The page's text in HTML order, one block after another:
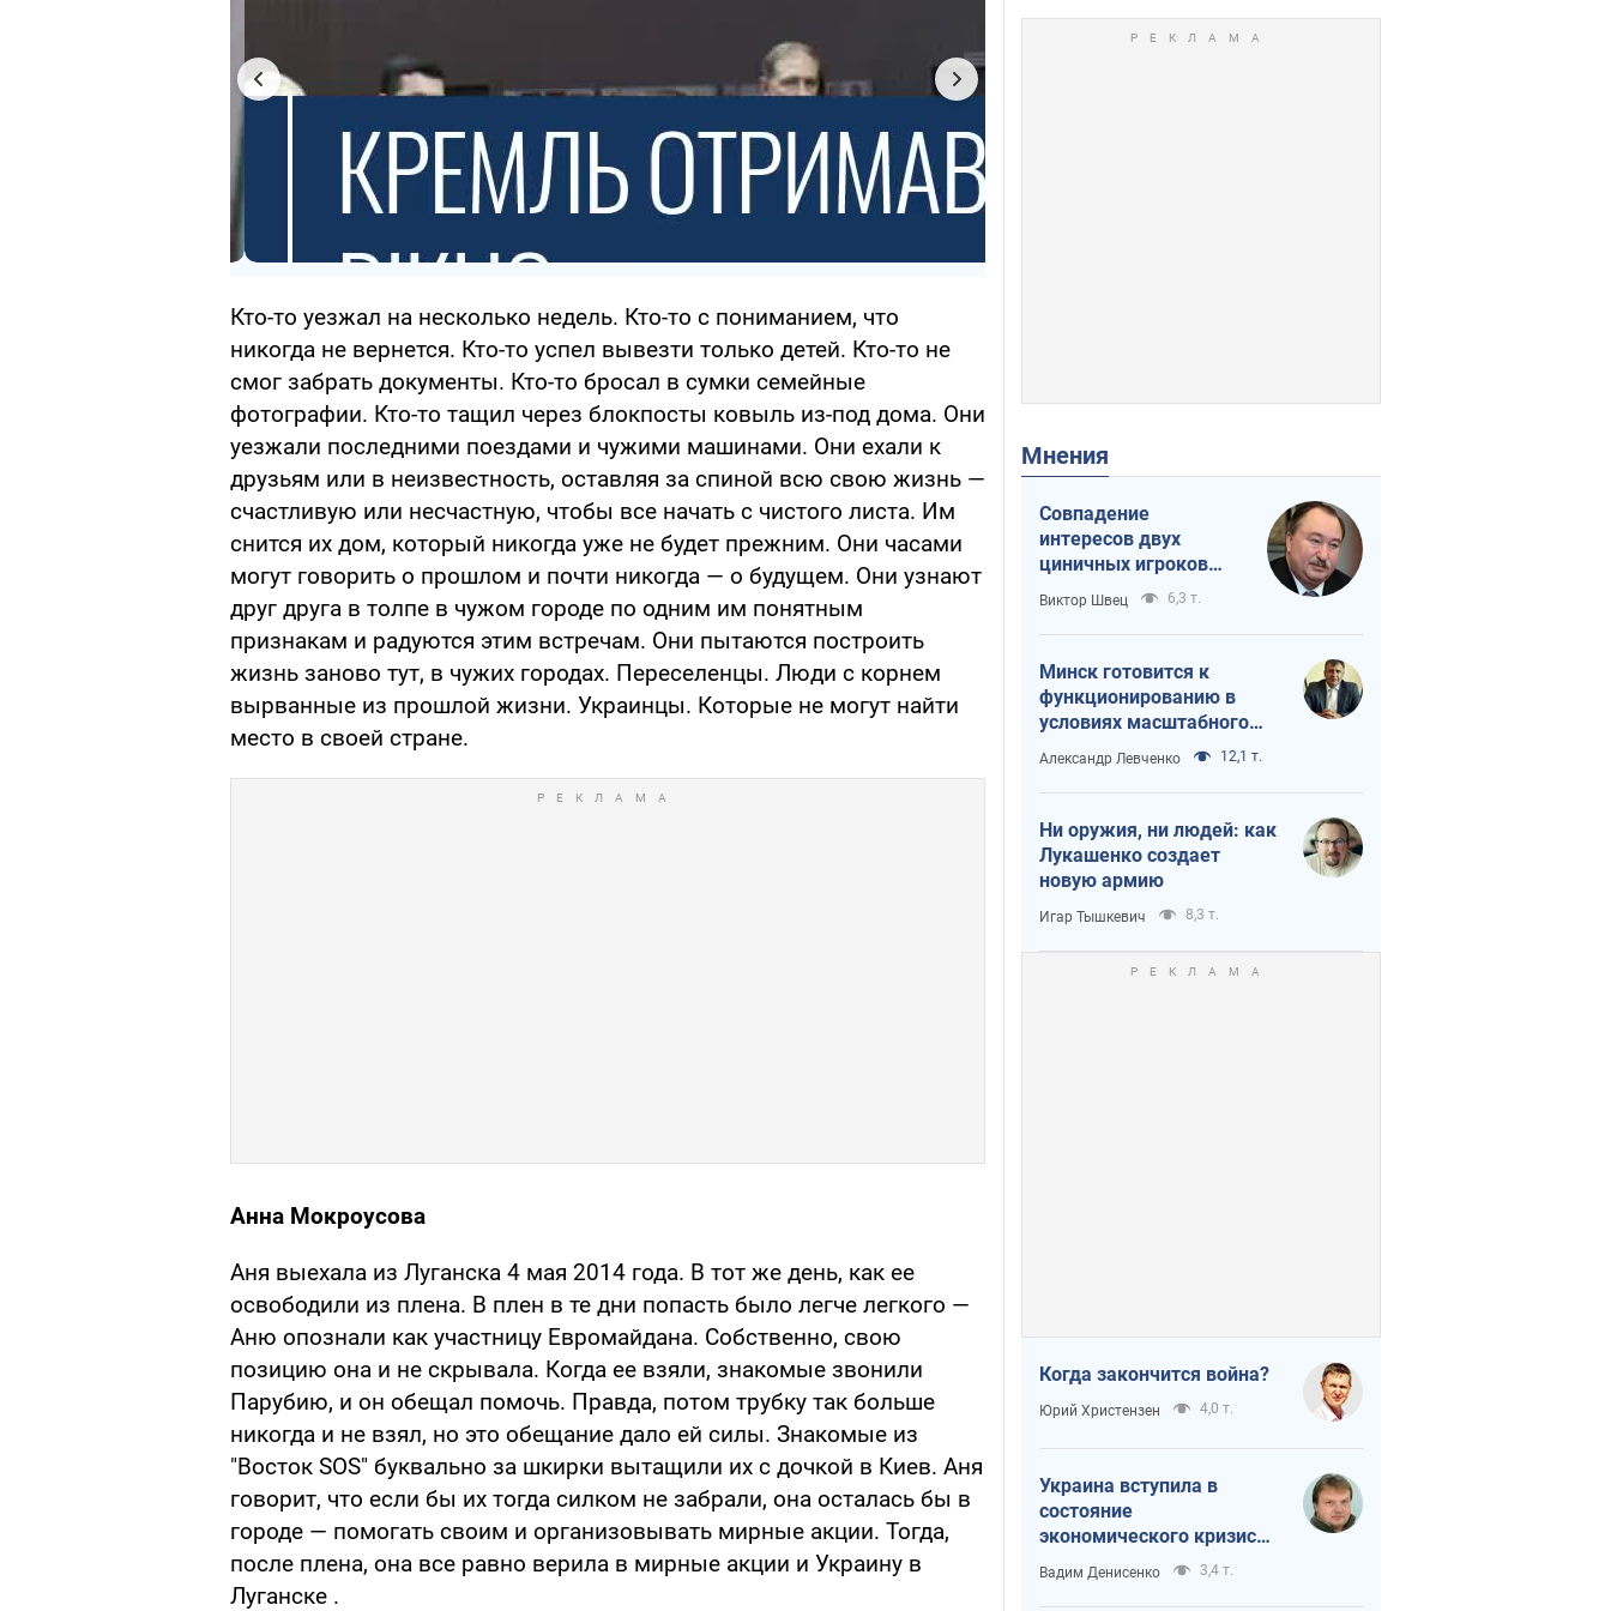
Кто-то уезжал на несколько недель. Кто-то с пониманием, что
никогда не вернется. Кто-то успел вывезти только детей. Кто-то не
смог забрать документы. Кто-то бросал в сумки семейные
фотографии. Кто-то тащил через блокпосты ковыль из-под дома. Они
уезжали последними поездами и чужими машинами. Они ехали к
друзьям или в неизвестность, оставляя за спиной всю свою жизнь —
счастливую или несчастную, чтобы все начать с чистого листа. Им
снится их дом, который никогда уже не будет прежним. Они часами
могут говорить о прошлом и почти никогда — о будущем. Они узнают
друг друга в толпе в чужом городе по одним им понятным
признакам и радуются этим встречам. Они пытаются построить
жизнь заново тут, в чужих городах. Переселенцы. Люди с корнем
вырванные из прошлой жизни. Украинцы. Которые не могут найти
место в своей стране.
Анна Мокроусова
Аня выехала из Луганска 4 мая 2014 года. В тот же день, как ее
освободили из плена. В плен в те дни попасть было легче легкого —
Аню опознали как участницу Евромайдана. Собственно, свою
позицию она и не скрывала. Когда ее взяли, знакомые звонили
Парубию, и он обещал помочь. Правда, потом трубку так больше
никогда и не взял, но это обещание дало ей силы. Знакомые из
"Восток SOS" буквально за шкирки вытащили их с дочкой в Киев. Аня
говорит, что если бы их тогда силком не забрали, она осталась бы в
городе — помогать своим и организовывать мирные акции. Тогда,
после плена, она все равно верила в мирные акции и Украину в
Луганске .
Мнения
Совпадение
интересов двух
циничных игроков
или тайный план
Трампа и Путина?
Виктор Швец 6,3 т.
Минск готовится к
функционированию в
условиях масштабного
военного кризиса
Александр Левченко 12,1 т.
Ни оружия, ни людей: как
Лукашенко создает
новую армию
Игар Тышкевич 8,3 т.
Когда закончится война?
Юрий Христензен 4,0 т.
Украина вступила в
состояние
экономического кризиса.
Есть ли свет в конце
туннеля?
Вадим Денисенко 3,4 т.